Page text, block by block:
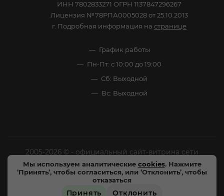
Мы используем аналитические cookies. Нажмите
‘Принять’, чтобы согласиться, или ‘Отклонить’, чтобы
отказаться
Принять Отклонить
ИНН 7802833271 ОГРН 1137847296267
Лицензия №78РПА0005028 от 25.10.2013
г. Подробная информация на странице
График работы
Пн-Пт: с 10:00 до 19:00
Сб: Выходной
Вс: Выходной
2005-2026 © - официальный сайт-витрина сети
специализированных напитков "Калейдоскоп Напитков
Мира". Все права защищены.